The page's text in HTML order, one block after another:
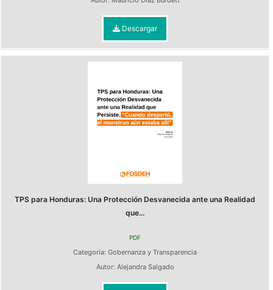
Descargar
TPS para Honduras: Una Protección Desvanecida ante una Realidad
que...
PDF
Categoría: Gobernanza y Transparencia
Autor: Alejandra Salgado